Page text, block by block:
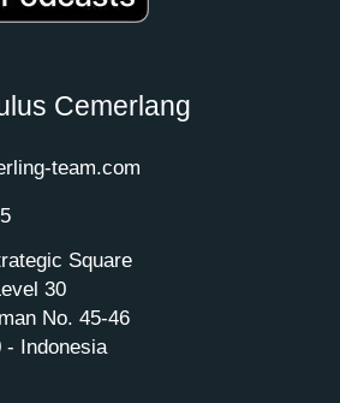
Cemerlang
team.com
Square
30
No. 45-46
- Indonesia